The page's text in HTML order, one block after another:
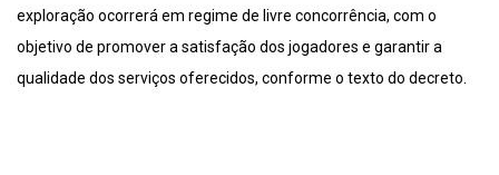
exploração ocorrerá em regime de livre concorrência, com o
objetivo de promover a satisfação dos jogadores e garantir a
qualidade dos serviços oferecidos, conforme o texto do decreto.